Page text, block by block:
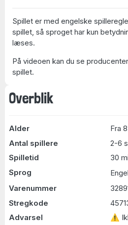
Overblik
Alder
Fra
Antal spillere
2-6
Spilletid
30
Sprog
Varenummer
Stregkode
Advarsel
⚠
Spillet er med engelske
spillet, så sproget har kun
læses.
På videoen kan du se
spillet.